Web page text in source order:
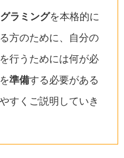
ラミングを本格的に
方のために、自分の
行うためには何が必
準備する必要がある
すくご説明していき